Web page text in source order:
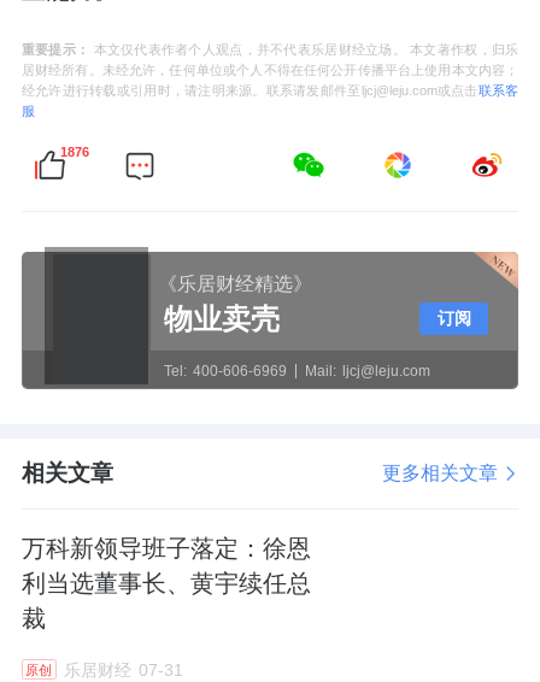
重要提示：
本文仅代表作者个人观点，并不代表乐居财经立场。 本文著作权，归乐
居财经所有。未经允许，任何单位或个人不得在任何公开传播平台上使用本文内容；
经允许进行转载或引用时，请注明来源。联系请发邮件至ljcj@leju.com或点击联系客
服
1876
《乐居财经精选》
物业卖壳
Tel: 400-606-6969 Mail: ljcj@leju.com
订阅
相关文章 更多相关文章
万科新领导班子落定：徐恩
利当选董事长、黄宇续任总
裁
原创 乐居财经 07-31